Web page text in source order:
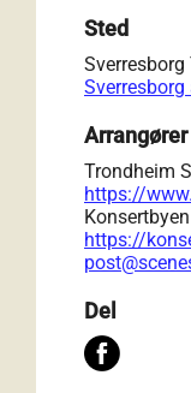
Sted
Arrangører
Trondheim
https://
https://
Del